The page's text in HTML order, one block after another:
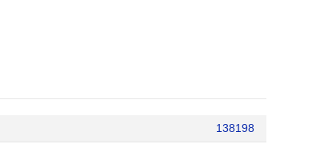
138198